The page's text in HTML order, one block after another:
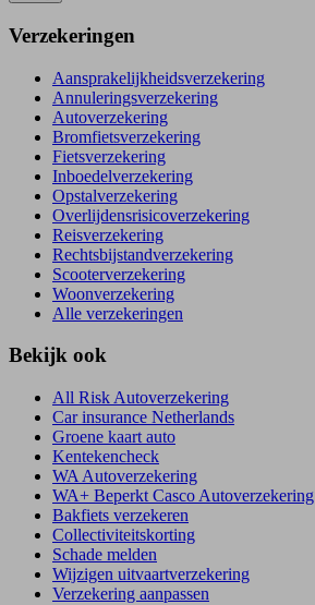
Verzekeringen
Aansprakelijkheidsverzekering
Annuleringsverzekering
Autoverzekering
Bromfietsverzekering
Fietsverzekering
Inboedelverzekering
Opstalverzekering
Overlijdensrisicoverzekering
Reisverzekering
Rechtsbijstandverzekering
Scooterverzekering
Woonverzekering
Alle verzekeringen
Bekijk ook
All Risk Autoverzekering
Car insurance Netherlands
Groene kaart auto
Kentekencheck
WA Autoverzekering
WA+ Beperkt Casco Autoverzekering
Bakfiets verzekeren
Collectiviteitskorting
Schade melden
Wijzigen uitvaartverzekering
Verzekering aanpassen